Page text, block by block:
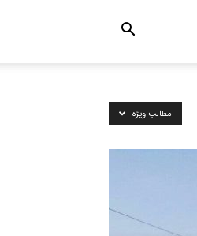
مطالب ویژه